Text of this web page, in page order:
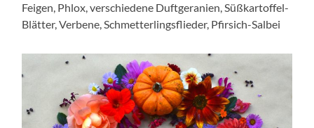
Feigen, Phlox, verschiedene Duftgeranien, Süßkartoffel-
Blätter, Verbene, Schmetterlingsflieder, Pfirsich-Salbei